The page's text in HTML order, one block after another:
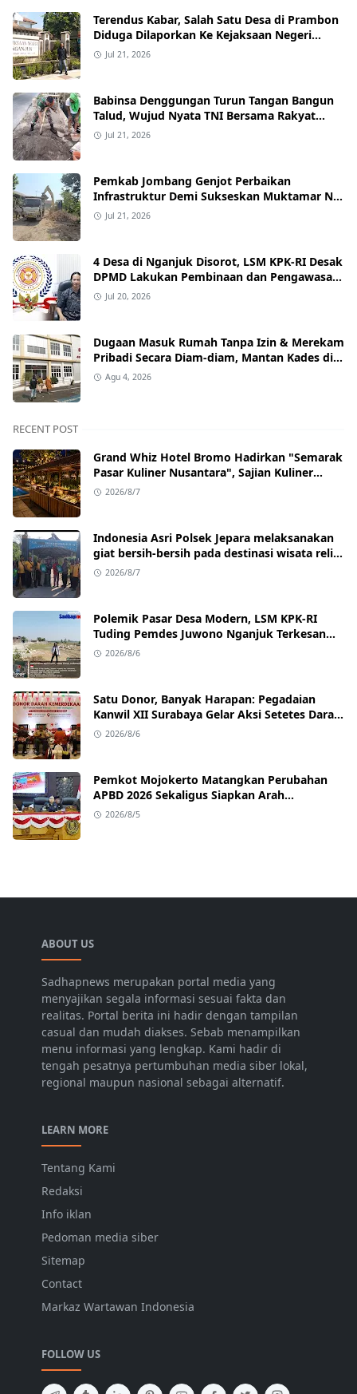
Terendus Kabar, Salah Satu Desa di Prambon
Diduga Dilaporkan Ke Kejaksaan Negeri
Nganjuk.
Jul 21, 2026
Babinsa Denggungan Turun Tangan Bangun
Talud, Wujud Nyata TNI Bersama Rakyat
Perkuat Akses Jalan Desa
Jul 21, 2026
Pemkab Jombang Genjot Perbaikan
Infrastruktur Demi Sukseskan Muktamar NU
ke-35 di PP Bahrul Ulum Tambakberas
Jul 21, 2026
4 Desa di Nganjuk Disorot, LSM KPK-RI Desak
DPMD Lakukan Pembinaan dan Pengawasan
Tata Kelola Desa
Jul 20, 2026
Dugaan Masuk Rumah Tanpa Izin & Merekam
Pribadi Secara Diam‑diam, Mantan Kades di
Nganjuk Resmi Dipolisikan.
Agu 4, 2026
RECENT POST
Grand Whiz Hotel Bromo Hadirkan "Semarak
Pasar Kuliner Nusantara", Sajian Kuliner
Tradisional dengan Hiburan Live Acoustic &
2026/8/7
Indonesia Asri Polsek Jepara melaksanakan
giat bersih-bersih pada destinasi wisata religi
P. Panjang Jepara
2026/8/7
Polemik Pasar Desa Modern, LSM KPK‑RI
Tuding Pemdes Juwono Nganjuk Terkesan
Lepas Tanggung Jawab
2026/8/6
Satu Donor, Banyak Harapan: Pegadaian
Kanwil XII Surabaya Gelar Aksi Setetes Darah
untuk Negeri
2026/8/6
Pemkot Mojokerto Matangkan Perubahan
APBD 2026 Sekaligus Siapkan Arah
Pembangunan 2027
2026/8/5
ABOUT US
Sadhapnews merupakan portal media yang
menyajikan segala informasi sesuai fakta dan
realitas. Portal berita ini hadir dengan tampilan
casual dan mudah diakses. Sebab menampilkan
menu informasi yang lengkap. Kami hadir di
tengah pesatnya pertumbuhan media siber lokal,
regional maupun nasional sebagai alternatif.
LEARN MORE
Tentang Kami
Redaksi
Info iklan
Pedoman media siber
Sitemap
Contact
Markaz Wartawan Indonesia
FOLLOW US